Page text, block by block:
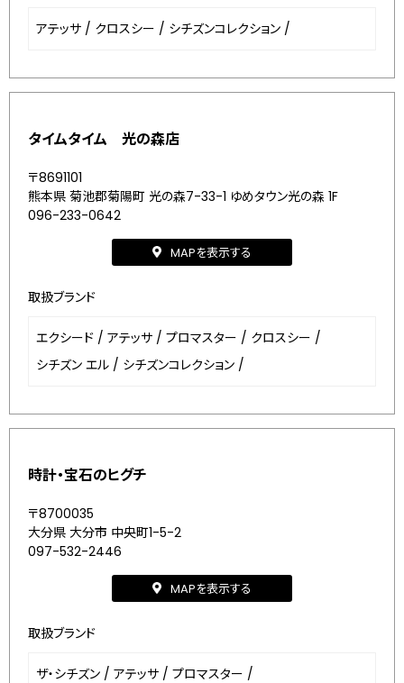
アテッサ / クロスシー / シチズンコレクション /
タイムタイム 光の森店
〒8691101
熊本県 菊池郡菊陽町 光の森7-33-1 ゆめタウン光の森 1F
096-233-0642
MAPを表示する
取扱ブランド
エクシード / アテッサ / プロマスター / クロスシー /
シチズン エル / シチズンコレクション /
時計・宝石のヒグチ
〒8700035
大分県 大分市 中央町1-5-2
097-532-2446
MAPを表示する
取扱ブランド
ザ・シチズン / アテッサ / プロマスター /